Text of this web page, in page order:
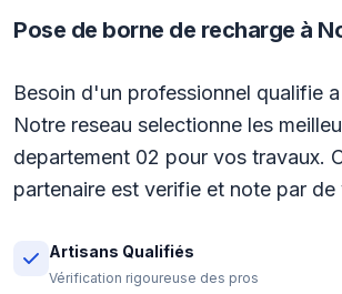
Pose de borne de recharge à
Besoin d'un professionnel qualifie
Notre reseau selectionne les
departement 02 pour vos travaux.
partenaire est verifie et note par de
Artisans Qualifiés
Vérification rigoureuse des pros